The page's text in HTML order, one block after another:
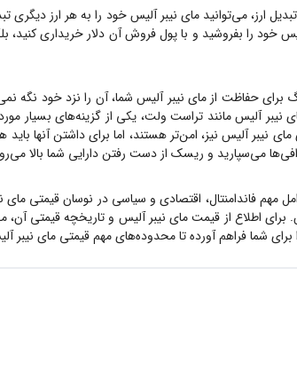
ارز، می‌توانیدمای نیبر آلیسخود را به هر ارز دیگری
خود را بفروشید و با پول فروش آن دلار خریداری کنید،
برای حفاظت ازمای نیبر آلیسشما، آن را نزد خود نگه
نیبر آلیسمانند تراست ولت، یکی از گزینه‌های بسیار
مای نیبر آلیسنیز، امن‌تر هستند، اما برای داشتن آنها
می‌سپارید و ریسک از دست رفتن دارایی شما بالا
مهم فاندامنتال، اقتصادی و سیاسی در نوسان قیمتیمای
اطلاع از قیمتمای نیبر آلیس و تاریخچه قیمتی
شما فراهم آورده تا محدوده‌های مهم قیمتی مای نیبر